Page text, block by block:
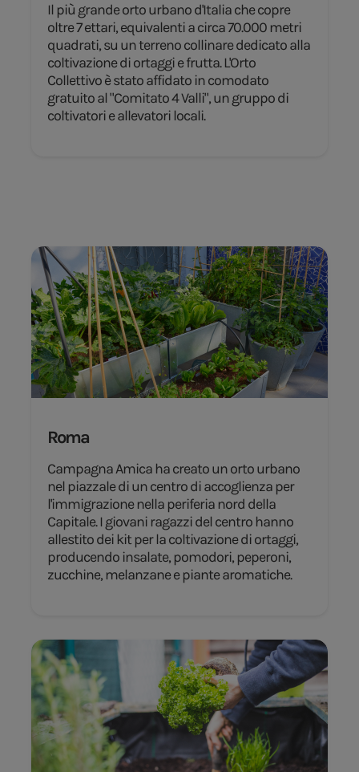
Il più grande orto urbano d'Italia che copre
oltre 7 ettari, equivalenti a circa 70.000 metri
quadrati, su un terreno collinare dedicato alla
coltivazione di ortaggi e frutta. L'Orto
Collettivo è stato affidato in comodato
gratuito al "Comitato 4 Valli", un gruppo di
coltivatori e allevatori locali.
Roma
Campagna Amica ha creato un orto urbano
nel piazzale di un centro di accoglienza per
l'immigrazione nella periferia nord della
Capitale. I giovani ragazzi del centro hanno
allestito dei kit per la coltivazione di ortaggi,
producendo insalate, pomodori, peperoni,
zucchine, melanzane e piante aromatiche.